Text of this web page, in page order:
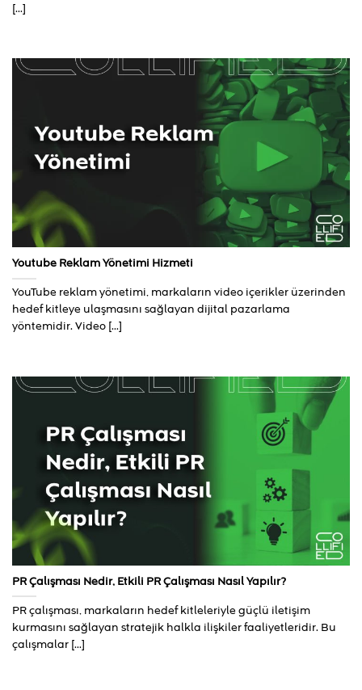
[...]
Youtube Reklam Yönetimi Hizmeti
YouTube reklam yönetimi, markaların video içerikler üzerinden
hedef kitleye ulaşmasını sağlayan dijital pazarlama
yöntemidir. Video [...]
PR Çalışması Nedir, Etkili PR Çalışması Nasıl Yapılır?
PR çalışması, markaların hedef kitleleriyle güçlü iletişim
kurmasını sağlayan stratejik halkla ilişkiler faaliyetleridir. Bu
çalışmalar [...]